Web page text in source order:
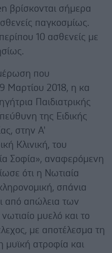
βρίσκονται σήμερα
παγκοσμίως.
10 ασθενείς με
που
Μαρτίου 2018, η κα
Παιδιατρικής
της Ειδικής
στην Α'
Κλινική, του
Σοφία», αναφερόμενη
ότι η Νωτιαία
σπάνια
από απώλεια των
μυελό και το
με αποτέλεσμα τη
μυϊκή ατροφία και